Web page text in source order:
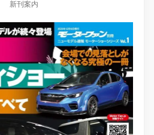
新刊案内